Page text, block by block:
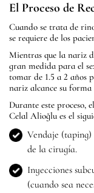
El Proceso de
Cuando se trata de
se requiere de los
Mientras que la nariz
gran medida para el
tomar de 1.5 a 2 años
nariz alcance su
Durante este proceso,
Celal Alioğlu es el
Vendaje (taping)
de la cirugía.
Inyecciones
(cuando sea